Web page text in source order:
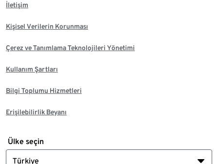
İletişim
Kişisel Verilerin Korunması
Çerez ve Tanımlama Teknolojileri Yönetimi
Kullanım Şartları
Bilgi Toplumu Hizmetleri
Erişilebilirlik Beyanı
Ülke seçin
Türkiye